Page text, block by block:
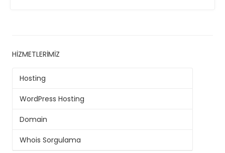
HIZMETLERIMIZ
Hosting
WordPress Hosting
Domain
Whois Sorgulama